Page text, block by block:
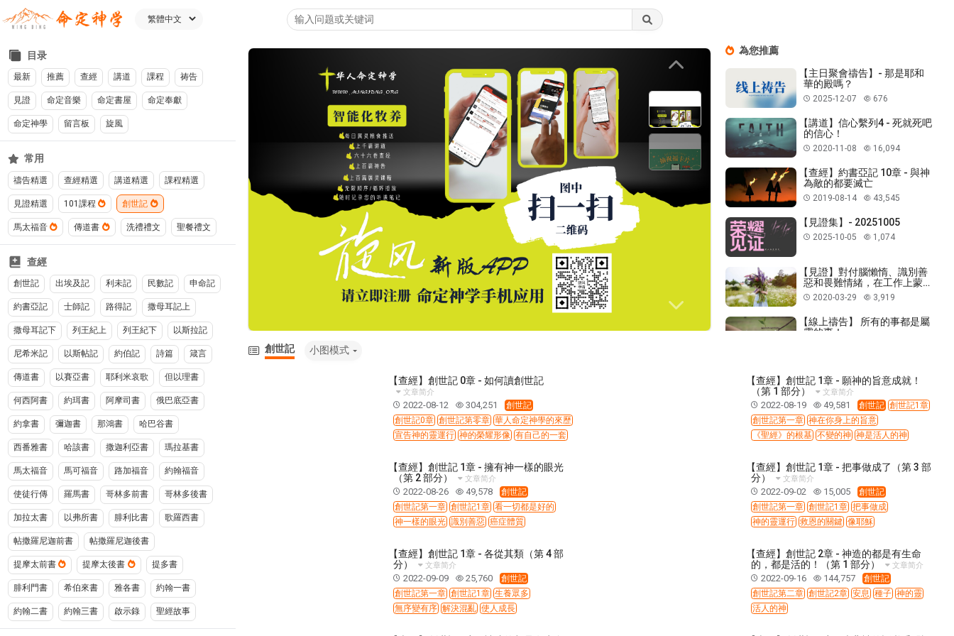
目录
最新 推薦 查經 講道 課程 祷告
見證 命定音樂 命定書屋 命定奉獻
命定神學 留言板 旋風
常用
禱告精選 查經精選 講道精選 課程精選
見證精選 101課程 創世記
馬太福音 傳道書 洗禮禮文 聖餐禮文
查經
創世記 出埃及記 利未記 民數記 申命記
約書亞記 士師記 路得記 撒母耳記上
撒母耳記下 列王紀上 列王紀下 以斯拉記
尼希米記 以斯帖記 約伯記 詩篇 箴言
傳道書 以賽亞書 耶利米哀歌 但以理書
何西阿書 約珥書 阿摩司書 俄巴底亞書
約拿書 彌迦書 那鴻書 哈巴谷書
西番雅書 哈該書 撒迦利亞書 瑪拉基書
馬太福音 馬可福音 路加福音 約翰福音
使徒行傳 羅馬書 哥林多前書 哥林多後書
加拉太書 以弗所書 腓利比書 歌羅西書
帖撒羅尼迦前書 帖撒羅尼迦後書
提摩太前書 提摩太後書 提多書
腓利門書 希伯來書 雅各書 約翰一書
約翰二書 約翰三書 啟示錄 聖經故事
為您推薦
【主日聚會禱告】- 那是耶和
華的殿嗎？
2025-12-07 676
【講道】信心繫列4 - 死就死吧
的信心！
2020-11-08 16,094
【查經】約書亞記 10章 - 與神
為敵的都要滅亡
2019-08-14 43,545
【見證集】- 20251005
2025-10-05 1,074
【見證】對付腦懶惰、識別善
惡和畏難情緒，在工作上蒙福
的見證（20200329）
2020-03-29 3,919
【線上禱告】 所有的事都是屬
靈的事！
你面前》
2025-11-23
【命定音樂】第81首 -《重
生》
【講道】- 認識魔鬼的詭計系
列01：中了自己的詭計！
2022-07-17 11,443
【查經】那鴻書3章：亞述帝國
悲慘的結局
第12卷《列王紀下》- 查經解
讀
2018-04-23 47,595
創世記 小图模式
【查經】創世記 0章 - 如何讀創世記
文章简介
2022-08-12 304,251
創世記
創世記0章 創世記第零章 華人命定神學的來歷
宣告神的靈運行 神的榮耀形像 有自己的一套
【查經】創世記 1章 - 願神的旨意成就！
（第 1 部分）
文章简介
2022-08-19 49,581 創世記 創世記1章
創世記第一章 神在你身上的旨意
《聖經》的根基 不變的神 神是活人的神
【查經】創世記 1章 - 擁有神一樣的眼光
（第 2 部分）
文章简介
2022-08-26 49,578
創世記
創世記第一章 創世記1章 看一切都是好的
神一樣的眼光 識別善惡 癌症體質
【查經】創世記 1章 - 把事做成了（第 3 部
分）
文章简介
2022-09-02 15,005
創世記
創世記第一章 創世記1章 把事做成
神的靈運行 救恩的關鍵 像耶穌
【查經】創世記 1章 - 各從其類（第 4 部
分）
文章简介
2022-09-09 25,760
創世記
創世記第一章 創世記1章 生養眾多
無序變有序 解決混亂 使人成長
【查經】創世記 2章 - 神造的都是有生命
的，都是活的！（第 1 部分）
文章简介
2022-09-16 144,757
創世記
創世記第二章 創世記2章 安息 種子 神的靈
活人的神